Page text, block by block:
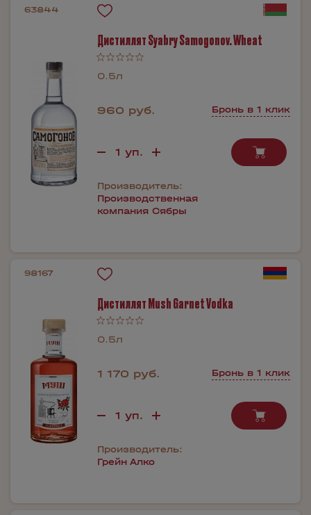
63844
Дистиллят Syabry Samogonov. Wheat
0.5л
960 руб. Бронь в 1 клик
Производитель:
Производственная
компания Сябры
98167
Дистиллят Mush Garnet Vodka
0.5л
1 170 руб. Бронь в 1 клик
Производитель:
Грейн Алко